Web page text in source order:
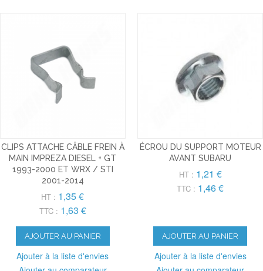
CLIPS ATTACHE CÂBLE FREIN À
MAIN IMPREZA DIESEL + GT
1993-2000 ET WRX / STI
2001-2014
HT : 1,35 €
TTC : 1,63 €
AJOUTER AU PANIER
Ajouter à la liste d'envies
ÉCROU DU SUPPORT MOTEUR
AVANT SUBARU
HT : 1,21 €
TTC : 1,46 €
AJOUTER AU PANIER
Ajouter à la liste d'envies